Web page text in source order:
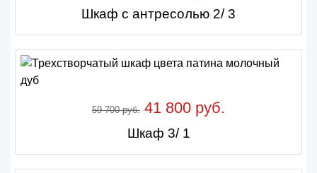
Шкаф с антресолью 2/ 3
59 700 руб. 41 800 руб.
Шкаф 3/ 1